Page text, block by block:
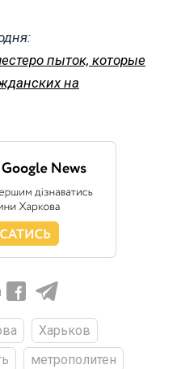
пыток, которые
на
Харьков
метрополитен